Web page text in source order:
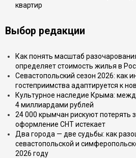
квартир
Выбор редакции
Как понять масштаб
определяет стоимость жилья в
Севастопольский сезон 2026: как
гостеприимства адаптируется к
Культурное наследие Крыма:
4 миллиардами рублей
24 000 крымчан рискуют потерять
оформление СНТ истекает
Два города — две судьбы: как
севастопольской и
2026 году